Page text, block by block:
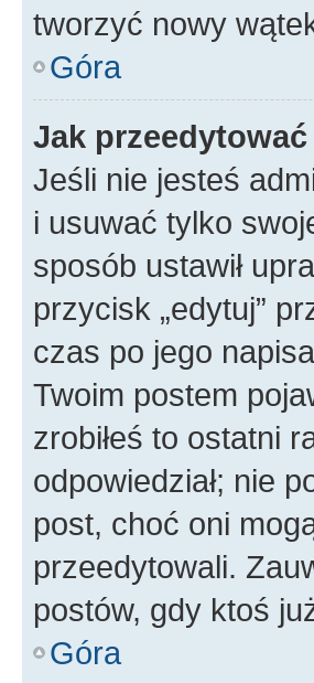
tworzyć nowy
Góra
Jak
Jeśli nie jesteś
i usuwać tylko
sposób ustawił
przycisk „edytuj”
czas po jego
Twoim postem
zrobiłeś to ostatni
odpowiedział; nie
post, choć oni
przeedytowali.
postów, gdy ktoś
Góra